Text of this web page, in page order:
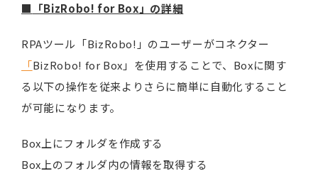
■ 「BizRobo! for Box」の詳細
RPAツール「BizRobo!」のユーザーがコネクター
「BizRobo! for Box」を使用することで、Boxに関す
る以下の操作を従来よりさらに簡単に自動化すること
が可能になります。
Box上にフォルダを作成する
Box上のフォルダ内の情報を取得する